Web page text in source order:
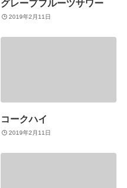
グレープフルーツサワー
2019年2月11日
コークハイ
2019年2月11日